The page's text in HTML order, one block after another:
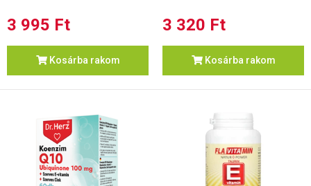
3 995 Ft
Kosárba rakom
3 320 Ft
Kosárba rakom